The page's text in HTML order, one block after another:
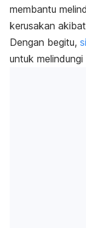
membantu
kerusakan
Dengan begitu,
untuk